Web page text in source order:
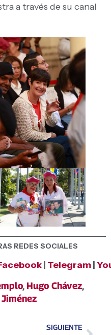
a través de su canal
REDES SOCIALES
| Telegram|
, Hugo Chávez,
SIGUIENTE